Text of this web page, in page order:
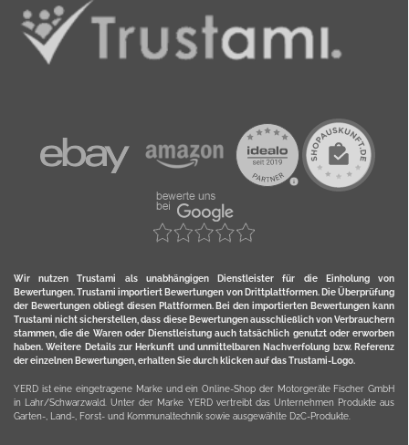
Wir nutzen Trustami als unabhängigen Dienstleister für die Einholung von
Bewertungen. Trustami importiert Bewertungen von Drittplattformen. Die Überprüfung
der Bewertungen obliegt diesen Plattformen. Bei den importierten Bewertungen kann
Trustami nicht sicherstellen, dass diese Bewertungen ausschließlich von Verbrauchern
stammen, die die Waren oder Dienstleistung auch tatsächlich genutzt oder erworben
haben. Weitere Details zur Herkunft und unmittelbaren Nachverfolung bzw. Referenz
der einzelnen Bewertungen, erhalten Sie durch klicken auf das Trustami-Logo.
YERD ist eine eingetragene Marke und ein Online-Shop der Motorgeräte Fischer GmbH
in Lahr/Schwarzwald. Unter der Marke YERD vertreibt das Unternehmen Produkte aus
Garten-, Land-, Forst- und Kommunaltechnik sowie ausgewählte D2C-Produkte.